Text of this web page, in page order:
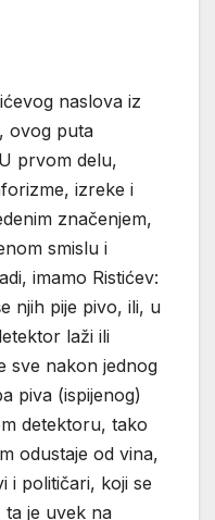
naslova iz
ovog puta
prvom delu,
izreke i
značenjem,
smislu i
imamo Ristićev:
njih pije pivo, ili, u
laži ili
sve nakon jednog
piva (ispijenog)
detektoru, tako
odustaje od vina,
i političari, koji se
ta je uvek na